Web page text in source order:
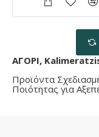
ΑΓΟΡΙ,
Προϊόντα
Ποιότητας για